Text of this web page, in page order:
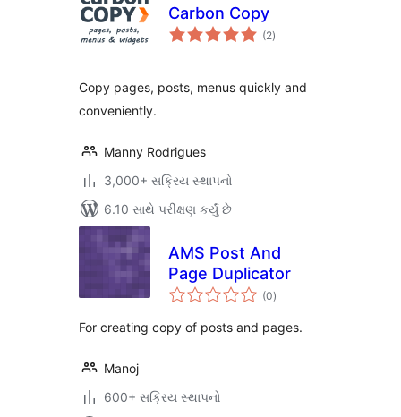
Carbon Copy
(2કુલ
રેટિંગ્સ
)
Copy pages, posts, menus quickly and
conveniently.
Manny Rodrigues
3,000+ સક્રિય સ્થાપનો
6.10 સાથે પરીક્ષણ કર્યું છે
AMS Post And
Page Duplicator
(0કુલ
રેટિંગ્સ
)
For creating copy of posts and pages.
Manoj
600+ સક્રિય સ્થાપનો